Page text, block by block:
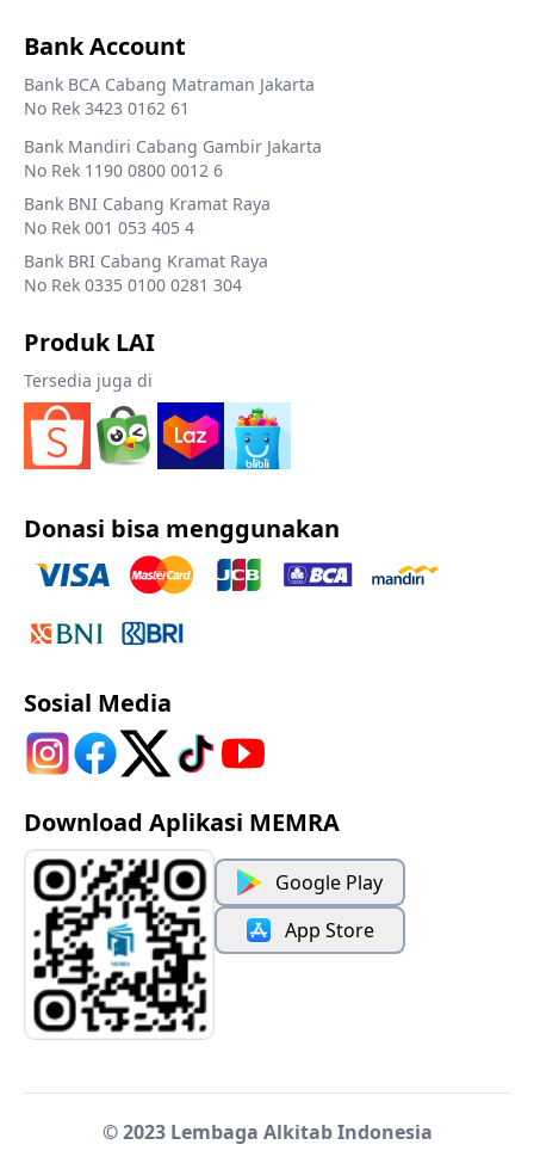
Bank Account
Bank BCA Cabang Matraman Jakarta
No Rek 3423 0162 61
Bank Mandiri Cabang Gambir Jakarta
No Rek 1190 0800 0012 6
Bank BNI Cabang Kramat Raya
No Rek 001 053 405 4
Bank BRI Cabang Kramat Raya
No Rek 0335 0100 0281 304
Produk LAI
Tersedia juga di
Donasi bisa menggunakan
Sosial Media
Download Aplikasi MEMRA
Google Play
App Store
© 2023 Lembaga Alkitab Indonesia